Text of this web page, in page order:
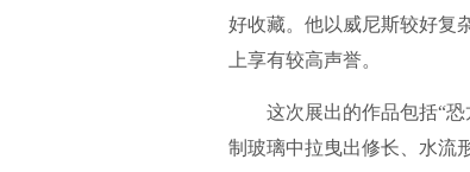
好收藏。他以威尼斯较好复
上享有较高声誉。
这次展出的作品包括“恐
制玻璃中拉曳出修长、水流